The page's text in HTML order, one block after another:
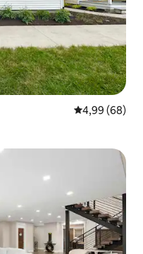
Évaluation
4,99 (68)
appréciés